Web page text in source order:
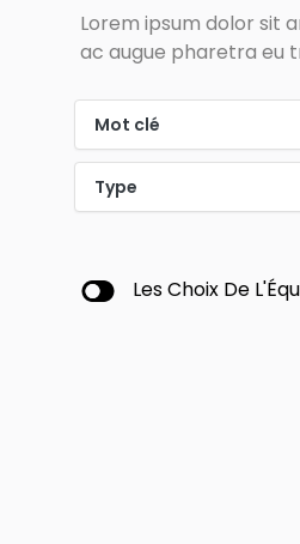
Lorem ipsum dolor sit
ac augue pharetra eu
Mot clé
Type
Les Choix De